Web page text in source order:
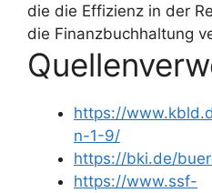
die die Effizienz in der
die Finanzbuchhaltung
https://
n-1-9/
https://bki.de/
https://www.ssf-